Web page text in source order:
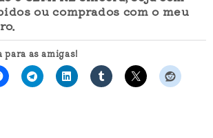
ou comprados com o meu
as amigas!